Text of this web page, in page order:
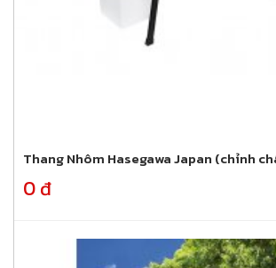
Thang Nhôm Hasegawa Japan (chỉnh
0 đ